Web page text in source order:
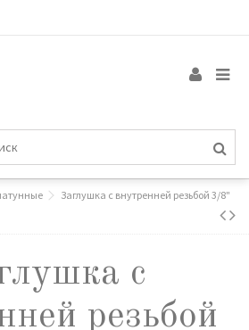
Заглушка с внутренней резьбой 3/8"
с
резьбой